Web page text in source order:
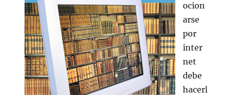
ocion
arse
por
inter
net
debe
hacerl